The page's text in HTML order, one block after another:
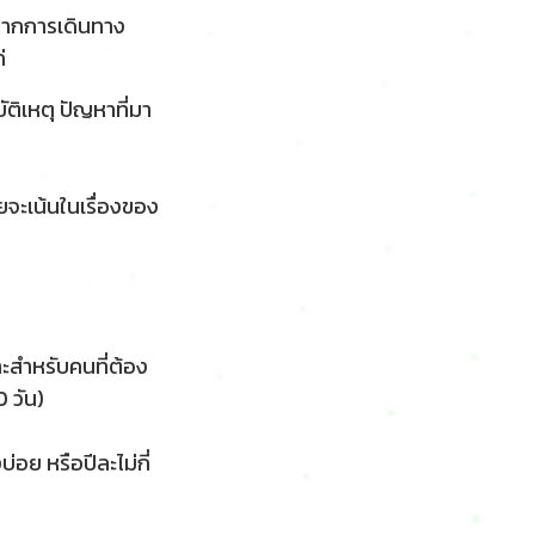
การเดินทาง
ติเหตุ ปัญหาที่มา
เน้นในเรื่องของ
สำหรับคนที่ต้อง
วัน)
อย หรือปีละไม่กี่